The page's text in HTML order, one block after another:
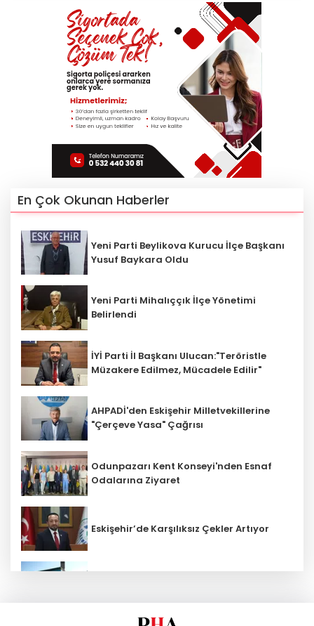
En Çok Okunan Haberler
Yeni Parti Beylikova Kurucu İlçe Başkanı
Yusuf Baykara Oldu
Yeni Parti Mihalıççık İlçe Yönetimi
Belirlendi
İYİ Parti İl Başkanı Ulucan:"Teröristle
Müzakere Edilmez, Mücadele Edilir"
AHPADİ'den Eskişehir Milletvekillerine
"Çerçeve Yasa" Çağrısı
Odunpazarı Kent Konseyi'nden Esnaf
Odalarına Ziyaret
Eskişehir’de Karşılıksız Çekler Artıyor